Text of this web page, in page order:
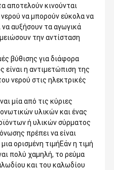
αποτελούν κινούνται
να μπορούν εύκολα να
αυξήσουν τα αγωγικά
την αντίσταση
βύθισης για διάφορα
η αντιμετώπιση της
νερού στις ηλεκτρικές
μία από τις κύριες
υλικών και ένας
ή υλικών σύρματος
πρέπει να είναι
ορισμένη τιμήΕάν η τιμή
πολύ χαμηλή, το ρεύμα
και του καλωδίου